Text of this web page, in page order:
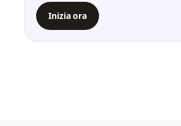
Inizia ora